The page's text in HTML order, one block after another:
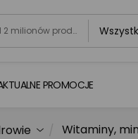
PROMOCJE
Witaminy,